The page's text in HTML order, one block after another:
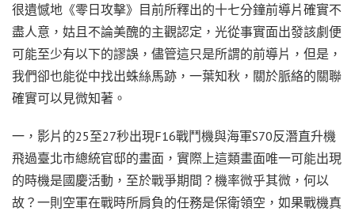
很遺憾地《零日攻擊》目前所釋出的十七分鐘前導片確實不
盡人意，姑且不論美醜的主觀認定，光從事實面出發該劇便
可能至少有以下的謬誤，儘管這只是所謂的前導片，但是，
我們卻也能從中找出蛛絲馬跡，一葉知秋，關於脈絡的關聯
確實可以見微知著。
一，影片的25至27秒出現F16戰鬥機與海軍S70反潛直升機
飛過臺北市總統官邸的畫面，實際上這類畫面唯一可能出現
的時機是國慶活動，至於戰爭期間？機率微乎其微，何以
故？一則空軍在戰時所肩負的任務是保衛領空，如果戰機真